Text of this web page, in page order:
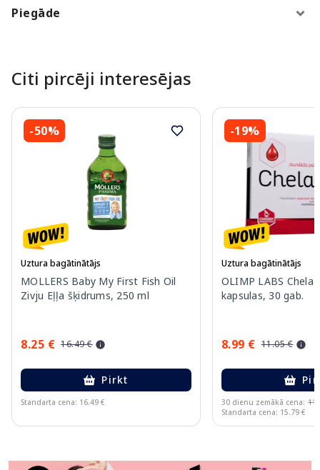
Piegāde
Citi pircēji interesējas
-50%
Uztura bagātinātājs
MOLLERS Baby My First Fish Oil
Zivju Eļļa šķidrums, 250 ml
8.25 € 16.49 €
Pirkt
Standarta cena: 16.49 €
-19%
Uztura bagātinātājs
OLIMP LABS
kapsulas, 30 gab.
8.99 € 11.05 €
30 dienu zemākā cena:
Standarta cena: 15.79 €